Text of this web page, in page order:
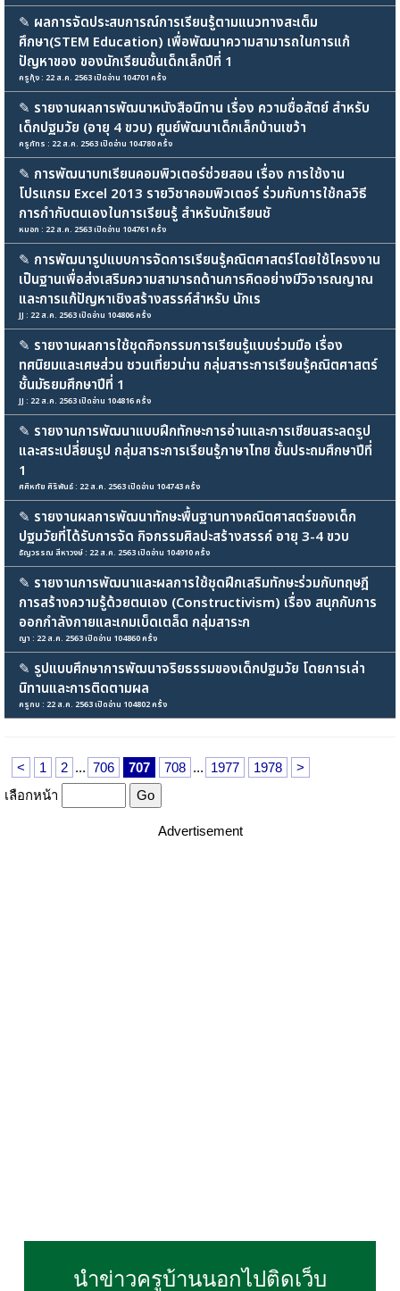
✎ ผลการจัดประสบการณ์การเรียนรู้ตามแนวทางสะเต็ม
ศึกษา(STEM Education) เพื่อพัฒนาความสามารถในการแก้
ปัญหาของ ของนักเรียนชั้นเด็กเล็กปีที่ 1
ครูกุ้ง : 22 ส.ค. 2563 เปิดอ่าน 104701 ครั้ง
✎ รายงานผลการพัฒนาหนังสือนิทาน เรื่อง ความซื่อสัตย์ สำหรับ
เด็กปฐมวัย (อายุ 4 ขวบ) ศูนย์พัฒนาเด็กเล็กบ้านเขว้า
ครูภัทร : 22 ส.ค. 2563 เปิดอ่าน 104780 ครั้ง
✎ การพัฒนาบทเรียนคอมพิวเตอร์ช่วยสอน เรื่อง การใช้งาน
โปรแกรม Excel 2013 รายวิชาคอมพิวเตอร์ ร่วมกับการใช้กลวิธี
การกำกับตนเองในการเรียนรู้ สำหรับนักเรียนชั
หมอก : 22 ส.ค. 2563 เปิดอ่าน 104761 ครั้ง
✎ การพัฒนารูปแบบการจัดการเรียนรู้คณิตศาสตร์โดยใช้โครงงาน
เป็นฐานเพื่อส่งเสริมความสามารถด้านการคิดอย่างมีวิจารณญาณ
และการแก้ปัญหาเชิงสร้างสรรค์สำหรับ นักเร
JJ : 22 ส.ค. 2563 เปิดอ่าน 104806 ครั้ง
✎ รายงานผลการใช้ชุดกิจกรรมการเรียนรู้แบบร่วมมือ เรื่อง
ทศนิยมและเศษส่วน ชวนเที่ยวน่าน กลุ่มสาระการเรียนรู้คณิตศาสตร์
ชั้นมัธยมศึกษาปีที่ 1
JJ : 22 ส.ค. 2563 เปิดอ่าน 104816 ครั้ง
✎ รายงานการพัฒนาแบบฝึกทักษะการอ่านและการเขียนสระลดรูป
และสระเปลี่ยนรูป กลุ่มสาระการเรียนรู้ภาษาไทย ชั้นประถมศึกษาปีที่
1
ศศิหทัย ศิริพันธ์ : 22 ส.ค. 2563 เปิดอ่าน 104743 ครั้ง
✎ รายงานผลการพัฒนาทักษะพื้นฐานทางคณิตศาสตร์ของเด็ก
ปฐมวัยที่ได้รับการจัด กิจกรรมศิลปะสร้างสรรค์ อายุ 3-4 ขวบ
ธัญวรรณ สีหาวงษ์ : 22 ส.ค. 2563 เปิดอ่าน 104910 ครั้ง
✎ รายงานการพัฒนาและผลการใช้ชุดฝึกเสริมทักษะร่วมกับทฤษฎี
การสร้างความรู้ด้วยตนเอง (Constructivism) เรื่อง สนุกกับการ
ออกกำลังกายและเกมเบ็ดเตล็ด กลุ่มสาระก
ญา : 22 ส.ค. 2563 เปิดอ่าน 104860 ครั้ง
✎ รูปแบบศึกษาการพัฒนาจริยธรรมของเด็กปฐมวัย โดยการเล่า
นิทานและการติดตามผล
ครูกบ : 22 ส.ค. 2563 เปิดอ่าน 104802 ครั้ง
< 1 2 ... 706 707 708 ... 1977 1978
>
เลือกหน้า
Advertisement
นำข่าวครูบ้านนอกไปติดเว็บ